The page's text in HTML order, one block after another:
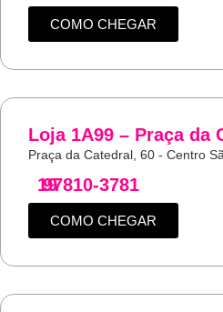
COMO CHEGAR
Loja 1A99 – Praça da
Praça da Catedral, 60 - Centro
19
97810-3781
COMO CHEGAR